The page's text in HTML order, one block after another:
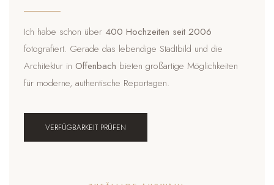
Ich habe schon über 400 Hochzeiten seit 2006
fotografiert. Gerade das lebendige Stadtbild und die
Architektur in Offenbach bieten großartige Möglichkeiten
für moderne, authentische Reportagen.
VERFÜGBARKEIT PRÜFEN